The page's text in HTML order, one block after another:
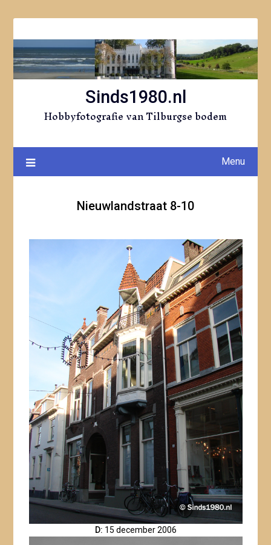
naar
inhoud
Sinds1980.nl
Hobbyfotografie van Tilburgse bodem
Menu
Nieuwlandstraat 8-10
D: 15 december 2006